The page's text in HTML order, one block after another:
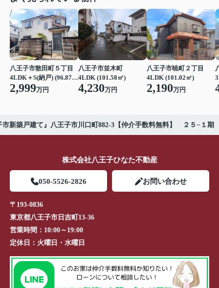
八王子市散田町５丁目
4LDK＋S(納戸) (96.87㎡)
2,999万円
八王子市並木町
4LDK (101.58㎡)
4,230万円
八王子市暁町２丁目
4LDK (101.02㎡)
2,190万円
市新築戸建て』八王子市川口町882-3【仲介手数料無料】 ２５−１期
株式会社八王子ひなた不動産
050-5526-2826 お問い合わせ
〒193-0836
東京都八王子市日吉町13-36
営業時間： 10:00～19:00
定休日： 火曜日・水曜日